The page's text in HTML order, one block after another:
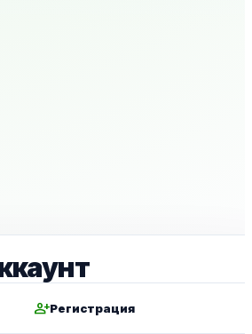
person_addРегистрация